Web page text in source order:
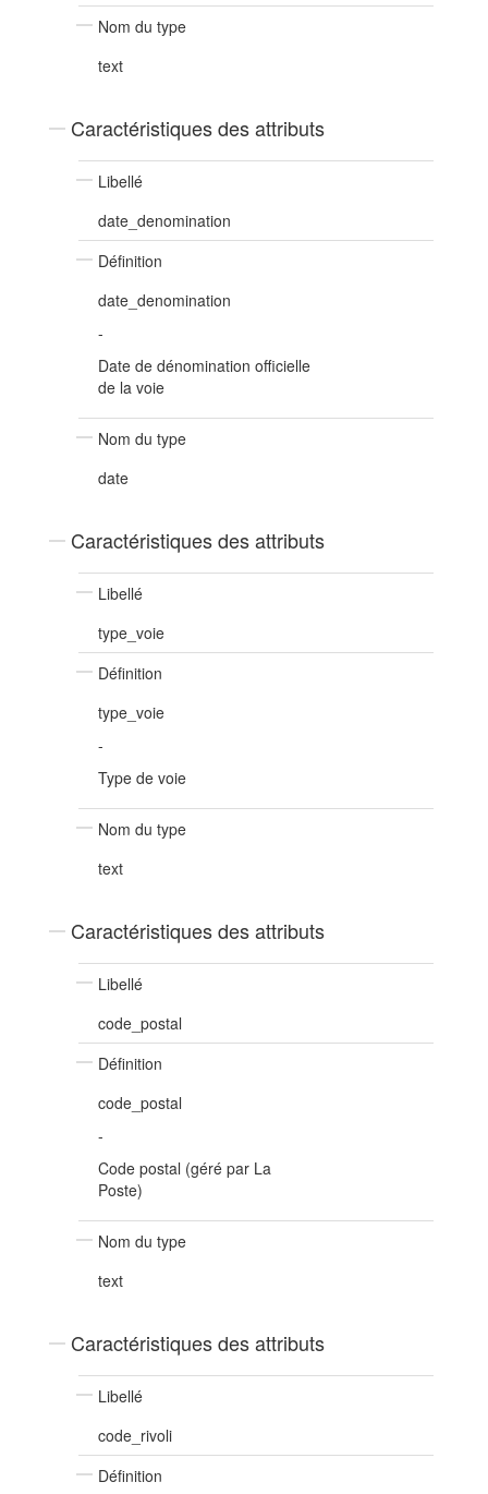
Nom du type
text
Caractéristiques des attributs
Libellé
date_denomination
Définition
date_denomination
-
Date de dénomination officielle
de la voie
Nom du type
date
Caractéristiques des attributs
Libellé
type_voie
Définition
type_voie
-
Type de voie
Nom du type
text
Caractéristiques des attributs
Libellé
code_postal
Définition
code_postal
-
Code postal (géré par La
Poste)
Nom du type
text
Caractéristiques des attributs
Libellé
code_rivoli
Définition